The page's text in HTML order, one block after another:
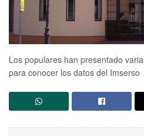
Los populares han presentado
para conocer los datos del Imserso